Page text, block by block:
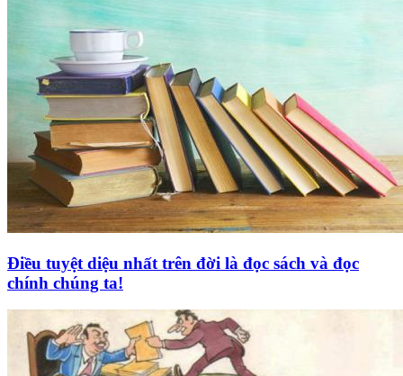
Điều tuyệt diệu nhất trên đời là đọc sách và đọc
chính chúng ta!